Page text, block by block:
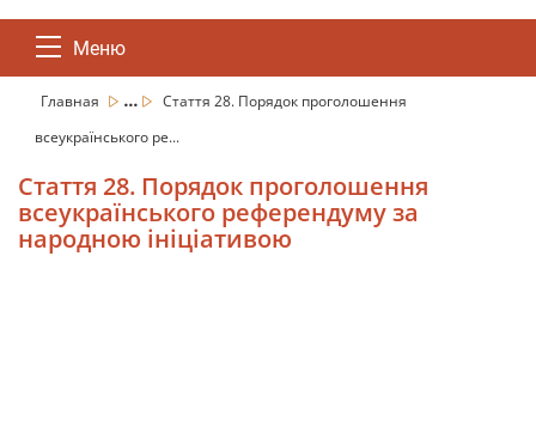
Меню
Главная ...
Стаття 28. Порядок проголошення
всеукраїнського ре...
Стаття 28. Порядок проголошення
всеукраїнського референдуму за
народною ініціативою